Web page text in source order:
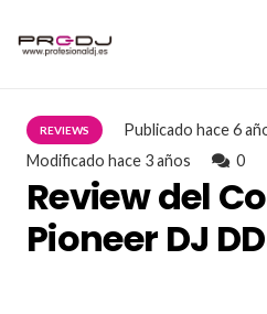
REVIEWS Publicadohace 6
Modificado hace 3 años 0
Review del
Pioneer DJ